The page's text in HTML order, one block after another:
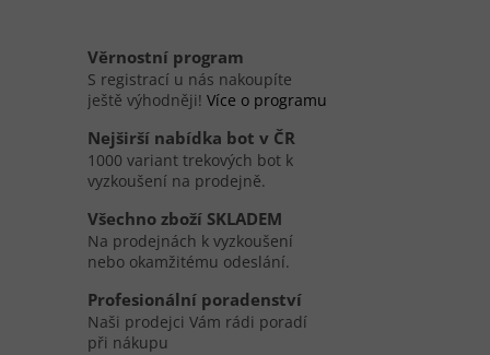
Věrnostní program
S registrací u nás nakoupíte
ještě výhodněji! Více o programu
Nejširší nabídka bot v ČR
1000 variant trekových bot k
vyzkoušení na prodejně.
Všechno zboží SKLADEM
Na prodejnách k vyzkoušení
nebo okamžitému odeslání.
Profesionální poradenství
Naši prodejci Vám rádi poradí
při nákupu